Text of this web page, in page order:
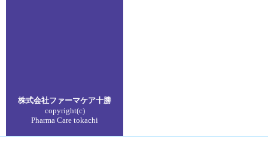
株式会社ファーマケア十勝
copyright(c)
Pharma Care tokachi